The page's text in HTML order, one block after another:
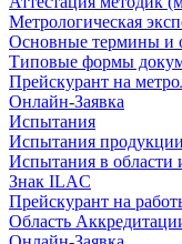
Метрологическая
Основные термины и
Типовые формы
Прейскурант на
Онлайн-Заявка
Испытания
Испытания продукции
Испытания в области
Знак ILAC
Прейскурант на
Область